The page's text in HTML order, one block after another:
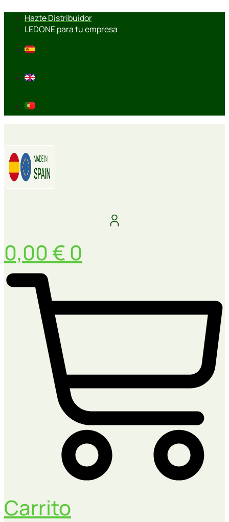
contenido
Hazte Distribuidor
LEDONE para tu empresa
0,00 € 0
Carrito